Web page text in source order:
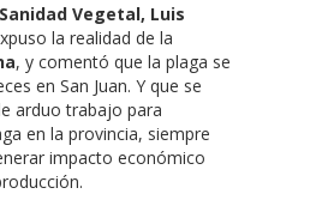
Vegetal, Luis
la realidad de la
, y comentó que la plaga se
en San Juan. Y que se
arduo trabajo para
en la provincia, siempre
impacto económico